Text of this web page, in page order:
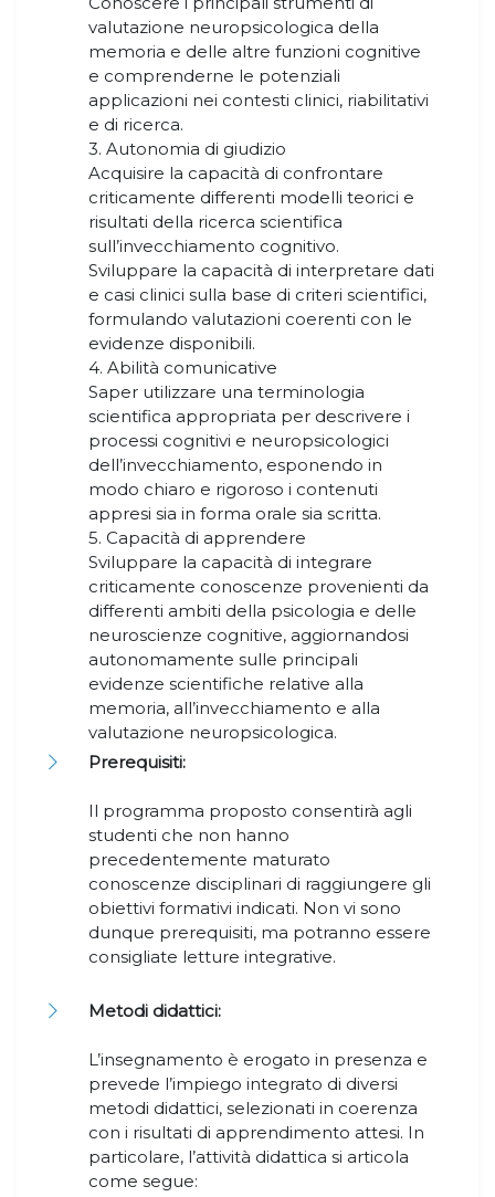
valutazione neuropsicologica della
memoria e delle altre funzioni cognitive
e comprenderne le potenziali
applicazioni nei contesti clinici, riabilitativi
e di ricerca.
3. Autonomia di giudizio
Acquisire la capacità di confrontare
criticamente differenti modelli teorici e
risultati della ricerca scientifica
sull’invecchiamento cognitivo.
Sviluppare la capacità di interpretare dati
e casi clinici sulla base di criteri scientifici,
formulando valutazioni coerenti con le
evidenze disponibili.
4. Abilità comunicative
Saper utilizzare una terminologia
scientifica appropriata per descrivere i
processi cognitivi e neuropsicologici
dell’invecchiamento, esponendo in
modo chiaro e rigoroso i contenuti
appresi sia in forma orale sia scritta.
5. Capacità di apprendere
Sviluppare la capacità di integrare
criticamente conoscenze provenienti da
differenti ambiti della psicologia e delle
neuroscienze cognitive, aggiornandosi
autonomamente sulle principali
evidenze scientifiche relative alla
memoria, all’invecchiamento e alla
valutazione neuropsicologica.
Prerequisiti:
Il programma proposto consentirà agli
studenti che non hanno
precedentemente maturato
conoscenze disciplinari di raggiungere gli
obiettivi formativi indicati. Non vi sono
dunque prerequisiti, ma potranno essere
consigliate letture integrative.
Metodi didattici:
L’insegnamento è erogato in presenza e
prevede l’impiego integrato di diversi
metodi didattici, selezionati in coerenza
con i risultati di apprendimento attesi. In
particolare, l’attività didattica si articola
come segue:​​​​​​​